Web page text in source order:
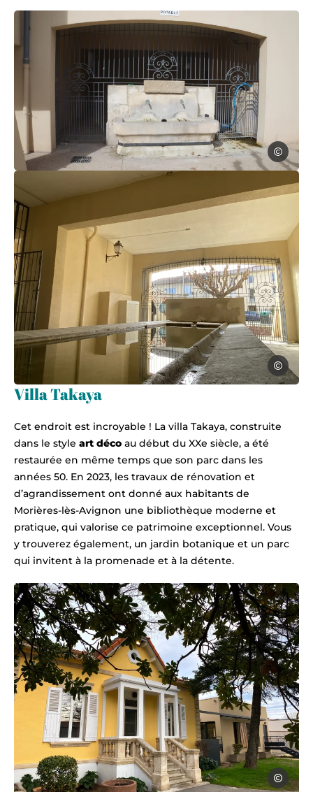
fontaine morieres-lez-avignon, © mairie de Morières-lez-Avignon
mairie de
lavoir morieres-lez-avignon, © Office du Tourisme du Grand Avignon
Office du
Villa Takaya
Cet endroit est incroyable ! La villa Takaya, construite
dans le style art déco au début du XXe siècle, a été
restaurée en même temps que son parc dans les
années 50. En 2023, les travaux de rénovation et
d’agrandissement ont donné aux habitants de
Morières-lès-Avignon une bibliothèque moderne et
pratique, qui valorise ce patrimoine exceptionnel. Vous
y trouverez également, un jardin botanique et un parc
qui invitent à la promenade et à la détente.
Romain